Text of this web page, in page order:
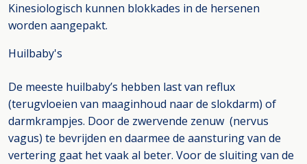
Kinesiologisch kunnen blokkades in de hersenen
worden aangepakt.
Huilbaby's
De meeste huilbaby’s hebben last van reflux
(terugvloeien van maaginhoud naar de slokdarm) of
darmkrampjes. Door de zwervende zenuw (nervus
vagus) te bevrijden en daarmee de aansturing van de
vertering gaat het vaak al beter. Voor de sluiting van de